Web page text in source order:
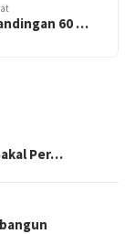
60 …
Per…